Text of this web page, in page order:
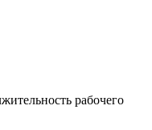
рабочего